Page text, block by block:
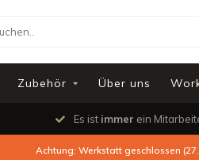
Zubehör Über uns
Es ist immer ein
Achtung: Werkstatt geschlossen